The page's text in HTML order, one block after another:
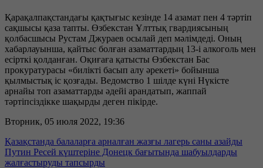
Қарақалпақстандағы қақтығыс кезінде 14 азамат пен 4 тәртіп
сақшысы қаза тапты. Өзбекстан Ұлттық гвардиясының
қолбасшысы Рустам Джураев осылай деп мәлімдеді. Оның
хабарлауынша, қайтыс болған азаматтардың 13-і алкоголь мен
есірткі қолданған. Оқиғаға қатысты Өзбекстан Бас
прокуратурасы «билікті басып алу әрекеті» бойынша
қылмыстық іс қозғады. Ведомство 1 шілде күні Нүкісте
арнайы топ азаматтарды әдейі арандатып, жаппай
тәртіпсіздікке шақырды деген пікірде.
Вторник, 05 июля 2022, 19:36
Қазақстанда балаларға арналған жазғы лагерь саны азайды
Путин Ресей күштеріне Донецк бағытында шабуылдарды
жалғастыруды тапсырды